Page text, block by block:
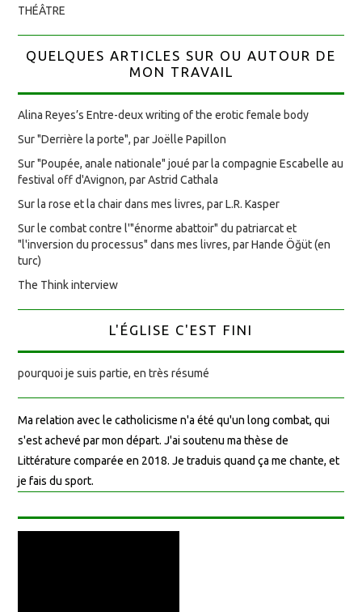
THÉÂTRE
QUELQUES ARTICLES SUR OU AUTOUR DE
MON TRAVAIL
Alina Reyes’s Entre-deux writing of the erotic female body
Sur "Derrière la porte", par Joëlle Papillon
Sur "Poupée, anale nationale" joué par la compagnie Escabelle au
festival off d'Avignon, par Astrid Cathala
Sur la rose et la chair dans mes livres, par L.R. Kasper
Sur le combat contre l'"énorme abattoir" du patriarcat et
"l'inversion du processus" dans mes livres, par Hande Öğüt (en
turc)
The Think interview
L'ÉGLISE C'EST FINI
pourquoi je suis partie, en très résumé
Ma relation avec le catholicisme n'a été qu'un long combat, qui
s'est achevé par mon départ. J'ai soutenu ma thèse de
Littérature comparée en 2018. Je traduis quand ça me chante, et
je fais du sport.